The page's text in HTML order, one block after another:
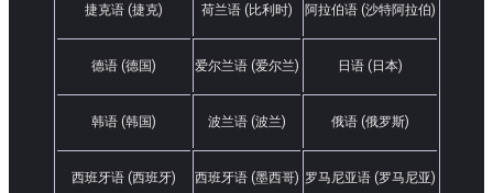
捷克语 (捷克) 荷兰语 (比利时) 阿拉伯语 (沙特阿拉伯)
德语 (德国) 爱尔兰语 (爱尔兰) 日语 (日本)
韩语 (韩国) 波兰语 (波兰) 俄语 (俄罗斯)
西班牙语 (西班牙) 西班牙语 (墨西哥) 罗马尼亚语 (罗马尼亚)